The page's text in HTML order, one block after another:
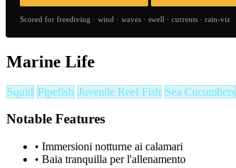
Scored for freediving · wind · waves · swell · currents · rain-viz
Marine Life
Squid Pipefish Juvenile Reef Fish Sea Cucumbers
Notable Features
• Immersioni notturne ai calamari
• Baia tranquilla per l'allenamento